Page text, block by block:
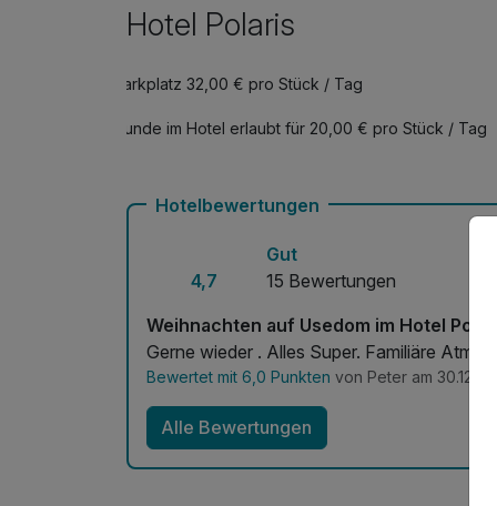
Hotel Polaris
Parkplatz 32,00 € pro Stück / Tag
Hunde im Hotel erlaubt für 20,00 € pro Stück / Tag
Hotelbewertungen
4,7
Gut
15 Bewertungen
Weihnachten auf Usedom im Hotel
Gerne wieder . Alles Super.
Bewertet mit 6,0 Punkten von Peter am
Alle Bewertungen